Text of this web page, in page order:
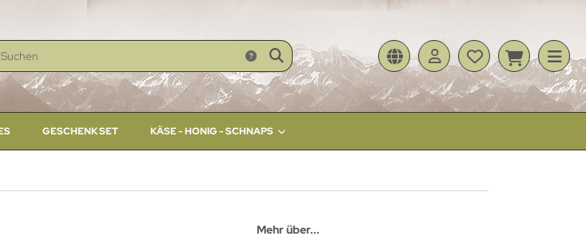
GESCHENK SET KÄSE - HONIG - SCHNAPS
Mehr über...